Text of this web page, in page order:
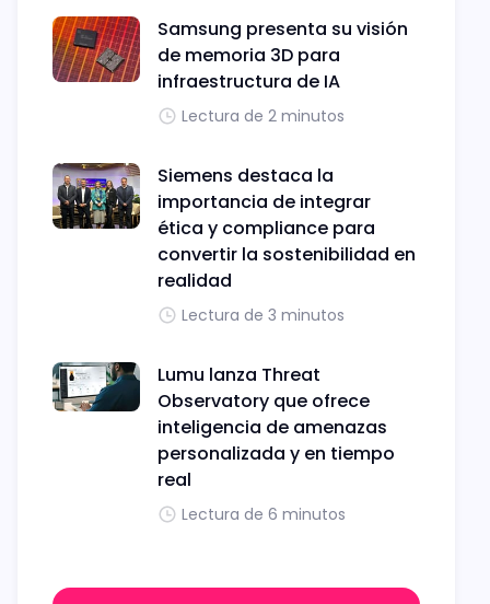
Samsung presenta su visión
de memoria 3D para
infraestructura de IA
Lectura de 2 minutos
Siemens destaca la
importancia de integrar
ética y compliance para
convertir la sostenibilidad en
realidad
Lectura de 3 minutos
Lumu lanza Threat
Observatory que ofrece
inteligencia de amenazas
personalizada y en tiempo
real
Lectura de 6 minutos